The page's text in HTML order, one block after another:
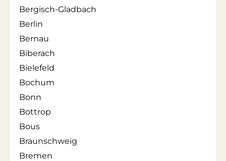
Bergisch-Gladbach
Berlin
Bernau
Biberach
Bielefeld
Bochum
Bonn
Bottrop
Bous
Braunschweig
Bremen